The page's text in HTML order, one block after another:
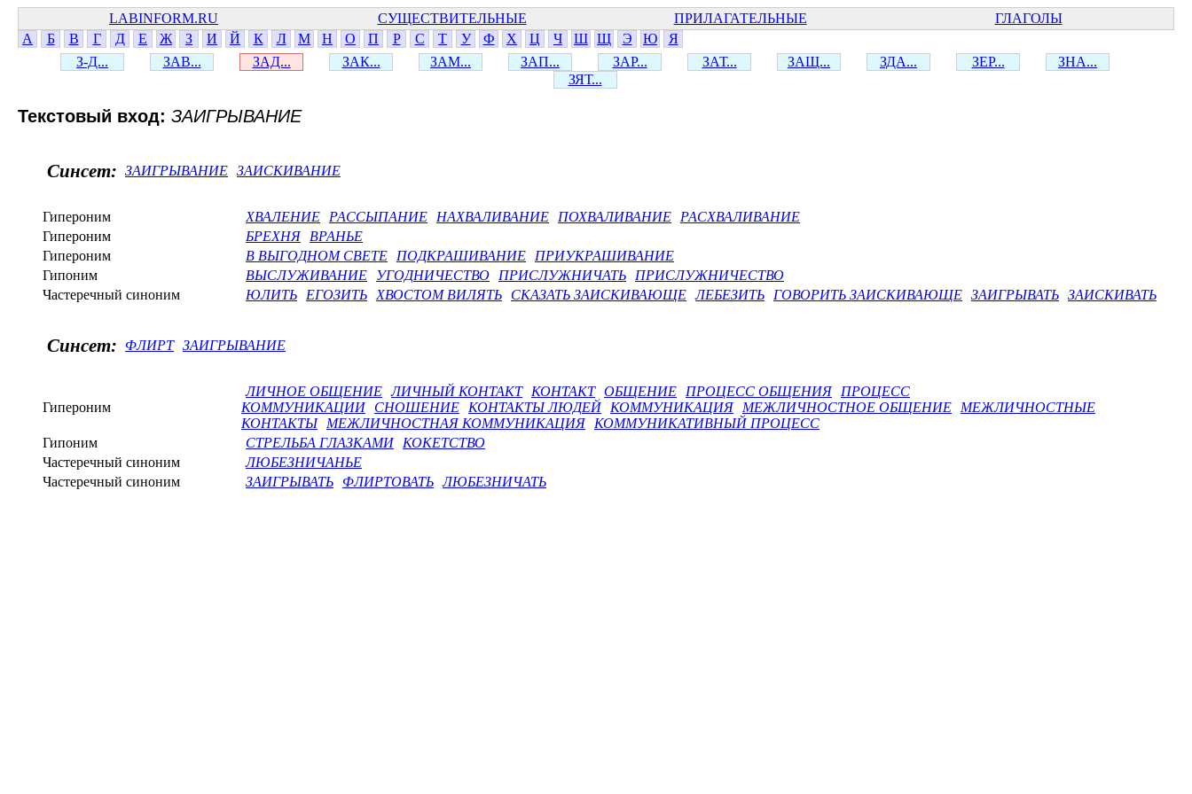
LABINFORM.RU СУЩЕСТВИТЕЛЬНЫЕ ПРИЛАГАТЕЛЬНЫЕ
ГЛАГОЛЫ
А
Б В Г Д Е Ж З И Й К Л М Н О П Р С Т У Ф Х Ц Ч Ш Щ Э Ю
Я
З-Д...
ЗАВ... ЗАД... ЗАК... ЗАМ... ЗАП... ЗАР... ЗАТ... ЗАЩ... ЗДА... ЗЕР...
ЗНА...
ЗЯТ...
Текстовый вход: ЗАИГРЫВАНИЕ
Синсет: ЗАИГРЫВАНИЕ ЗАИСКИВАНИЕ
Гипероним ХВАЛЕНИЕ РАССЫПАНИЕ НАХВАЛИВАНИЕ ПОХВАЛИВАНИЕ
РАСХВАЛИВАНИЕ
Гипероним
БРЕХНЯ
ВРАНЬЕ
Гипероним
В ВЫГОДНОМ СВЕТЕ ПОДКРАШИВАНИЕ
ПРИУКРАШИВАНИЕ
Гипоним
ВЫСЛУЖИВАНИЕ УГОДНИЧЕСТВО ПРИСЛУЖНИЧАТЬ
ПРИСЛУЖНИЧЕСТВО
Частеречный синоним
ЮЛИТЬ ЕГОЗИТЬ ХВОСТОМ ВИЛЯТЬ СКАЗАТЬ ЗАИСКИВАЮЩЕ ЛЕБЕЗИТЬ ГОВОРИТЬ ЗАИСКИВАЮЩЕ ЗАИГРЫВАТЬ ЗАИСКИВАТЬ
Синсет: ФЛИРТ ЗАИГРЫВАНИЕ
Гипероним
ЛИЧНОЕ ОБЩЕНИЕ ЛИЧНЫЙ КОНТАКТ КОНТАКТ ОБЩЕНИЕ ПРОЦЕСС ОБЩЕНИЯ
ПРОЦЕСС
КОММУНИКАЦИИ
СНОШЕНИЕ КОНТАКТЫ ЛЮДЕЙ КОММУНИКАЦИЯ МЕЖЛИЧНОСТНОЕ ОБЩЕНИЕ
МЕЖЛИЧНОСТНЫЕ
КОНТАКТЫ
МЕЖЛИЧНОСТНАЯ КОММУНИКАЦИЯ
КОММУНИКАТИВНЫЙ ПРОЦЕСС
Гипоним
СТРЕЛЬБА ГЛАЗКАМИ
КОКЕТСТВО
Частеречный синоним
ЛЮБЕЗНИЧАНЬЕ
Частеречный синоним
ЗАИГРЫВАТЬ ФЛИРТОВАТЬ ЛЮБЕЗНИЧАТЬ